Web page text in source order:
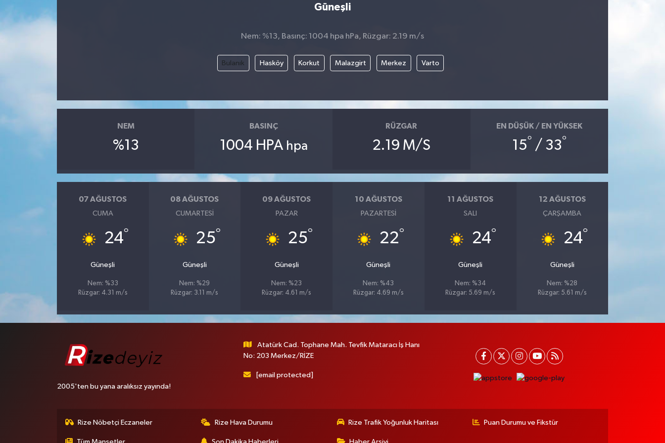
Güneşli
Nem: %13, Basınç: 1004 hpa hPa, Rüzgar: 2.19 m/s
Bulanık Hasköy Korkut Malazgirt Merkez Varto
NEM
%13
BASINÇ
1004 HPA hpa
RÜZGAR
2.19 M/S
EN DÜŞÜK / EN YÜKSEK
15° / 33°
07 AĞUSTOS
CUMA
24°
Güneşli
Nem: %33
Rüzgar: 4.31 m/s
08 AĞUSTOS
CUMARTESI
25°
Güneşli
Nem: %29
Rüzgar: 3.11 m/s
09 AĞUSTOS
PAZAR
25°
Güneşli
Nem: %23
Rüzgar: 4.61 m/s
10 AĞUSTOS
PAZARTESI
22°
Güneşli
Nem: %43
Rüzgar: 4.69 m/s
11 AĞUSTOS
SALI
24°
Güneşli
Nem: %34
Rüzgar: 5.69 m/s
12 AĞUSTOS
ÇARŞAMBA
24°
Güneşli
Nem: %28
Rüzgar: 5.61 m/s
2005'ten bu yana aralıksız yayında!
Atatürk Cad. Tophane Mah. Tevfik Mataracı İş Hanı
No: 203 Merkez/RİZE
[email protected]
Rize Nöbetçi Eczaneler Rize Hava Durumu Rize Trafik Yoğunluk Haritası Puan Durumu ve Fikstür